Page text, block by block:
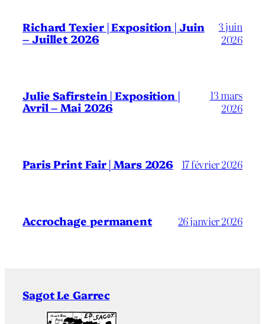
Richard Texier | Exposition | Juin
– Juillet 2026
3 juin
2026
Julie Safirstein | Exposition |
Avril – Mai 2026
13 mars
2026
Paris Print Fair | Mars 2026 17 février 2026
Accrochage permanent 26 janvier 2026
Sagot Le Garrec